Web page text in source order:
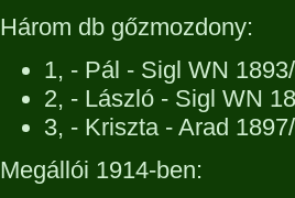
Három db gőzmozdony:
1, - Pál - Sigl WN
2, - László - Sigl WN
3, - Kriszta - Arad
Megállói 1914-ben: